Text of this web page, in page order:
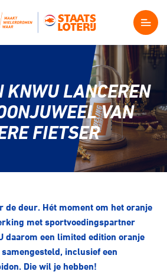
KNWU LANCEREN
VAN
FIETSER
de deur. Hét moment om het oranje
met sportvoedingspartner
daarom een limited edition oranje
inclusief een
Die wil je hebben!
Mountainbiken
E-Racing
ID-Cycling
Biketrial